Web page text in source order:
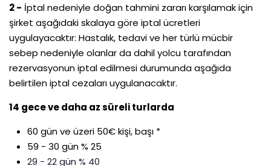
2 - İptal nedeniyle doğan tahmini zararı karşılamak için
şirket aşağıdaki skalaya göre iptal ücretleri
uygulayacaktır: Hastalık, tedavi ve her türlü mücbir
sebep nedeniyle olanlar da dahil yolcu tarafından
rezervasyonun iptal edilmesi durumunda aşağıda
belirtilen iptal cezaları uygulanacaktır.
14 gece ve daha az süreli turlarda
60 gün ve üzeri 50€ kişi, başı *
59 - 30 gün % 25
29 - 22 gün % 40